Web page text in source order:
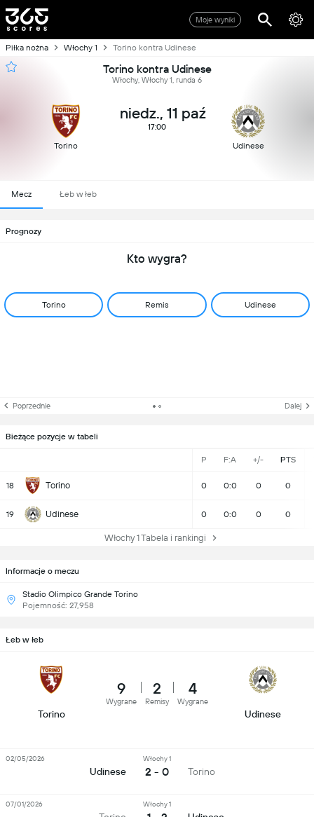
Moje wyniki
Piłka nożna Włochy 1 Torino kontra Udinese
Torino kontra Udinese
Włochy, Włochy 1, runda 6
Torino
niedz., 11 paź
17:00
Udinese
Mecz Łeb w łeb
Prognozy
Kto wygra?
Torino Remis Udinese
Poprzednie Dalej
Bieżące pozycje w tabeli
P F:A +/- PTS
18 Torino 0 0:0 0 0
19 Udinese 0 0:0 0 0
Włochy 1 Tabela i rankingi
Informacje o meczu
Stadio Olimpico Grande Torino
Pojemność: 27,958
Łeb w łeb
Torino
9
Wygrane
2
Remisy
4
Wygrane
Udinese
Udinese
Włochy 1
2 - 0 Torino
02/05/2026
Włochy 1
07/01/2026